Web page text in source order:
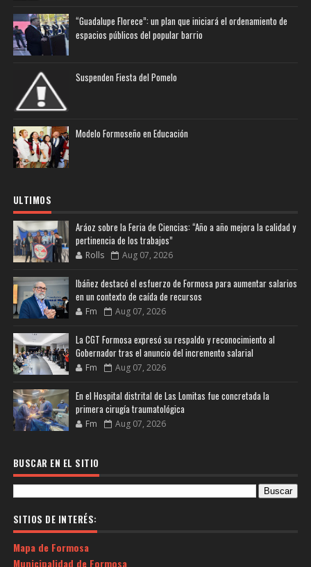
“Guadalupe Florece”: un plan que iniciará el ordenamiento de
espacios públicos del popular barrio
Suspenden Fiesta del Pomelo
Modelo Formoseño en Educación
ULTIMOS
Aráoz sobre la Feria de Ciencias: “Año a año mejora la calidad y
pertinencia de los trabajos”
Rolls Aug 07, 2026
Ibáñez destacó el esfuerzo de Formosa para aumentar salarios
en un contexto de caída de recursos
Fm Aug 07, 2026
La CGT Formosa expresó su respaldo y reconocimiento al
Gobernador tras el anuncio del incremento salarial
Fm Aug 07, 2026
En el Hospital distrital de Las Lomitas fue concretada la
primera cirugía traumatológica
Fm Aug 07, 2026
BUSCAR EN EL SITIO
SITIOS DE INTERÉS:
Mapa de Formosa
Municipalidad de Formosa